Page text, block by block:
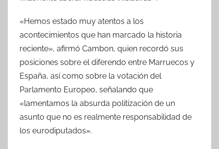
«Hemos estado muy atentos a los
acontecimientos que han marcado la historia
reciente», afirmó Cambon, quien recordó sus
posiciones sobre el diferendo entre Marruecos y
España, así como sobre la votación del
Parlamento Europeo, señalando que
«lamentamos la absurda politización de un
asunto que no es realmente responsabilidad de
los eurodiputados».